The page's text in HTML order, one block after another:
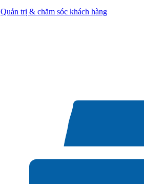
Quản trị & chăm sóc khách hàng